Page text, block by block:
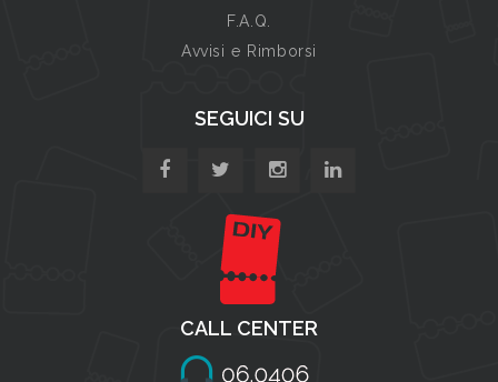
F.A.Q.
Avvisi e Rimborsi
SEGUICI SU
CALL CENTER